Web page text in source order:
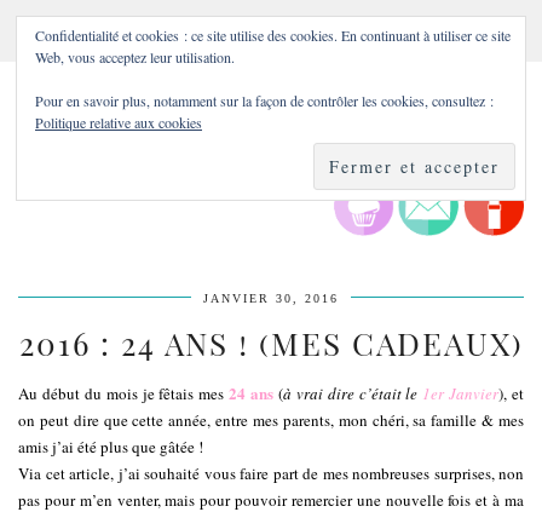
JANVIER 30, 2016
2016 : 24 ANS ! (MES CADEAUX)
Au début du mois je fêtais mes24 ans (à vrai dire c’était le 1er Janvier), et
on peut dire que cette année, entre mes parents, mon chéri, sa famille & mes
amis j’ai été plus que gâtée !
Via cet article, j’ai souhaité vous faire part de mes nombreuses surprises, non
pas pour m’en venter, mais pour pouvoir remercier une nouvelle fois et à ma
Confidentialité et cookies : ce site utilise des cookies. En continuant à utiliser ce site
Web, vous acceptez leur utilisation.
Pour en savoir plus, notamment sur la façon de contrôler les cookies, consultez :
Politique relative aux cookies